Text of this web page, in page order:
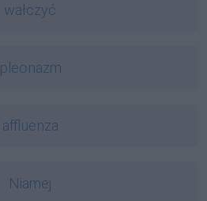
wałczyć
pleonazm
affluenza
Niamej